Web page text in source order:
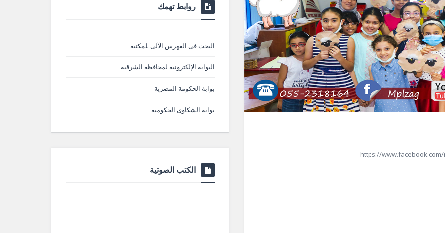
https://www.facebook.com/
روابط تهمك
البحث فى الفهرس الآلى للمكتبة
البوابة الإلكترونية لمحافظة الشرقية
بوابة الحكومة المصرية
بوابة الشكاوى الحكومية
الكتب الصوتية